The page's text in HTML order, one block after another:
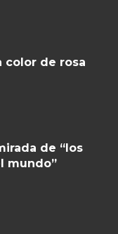
color de rosa
de “los
mundo”